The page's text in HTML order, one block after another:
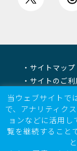
サイトマップ
サイトのご
個人情報保
情報セキュ
電子公告
反社会的勢
マルチステ
当ウェブサイトで
で、アナリティク
ョンなどに活用
覧を継続すること